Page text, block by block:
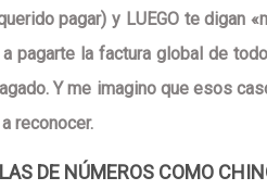
pagar) y LUEGO te digan
pagarte la factura global de
Y me imagino que esos
reconocer.
DE NÚMEROS COMO